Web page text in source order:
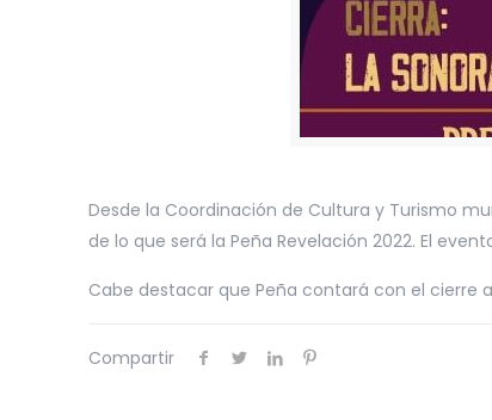
Desde la Coordinación de Cultura y Turismo
de lo que será la Peña Revelación 2022. El
Cabe destacar que Peña contará con el cierre
Compartir